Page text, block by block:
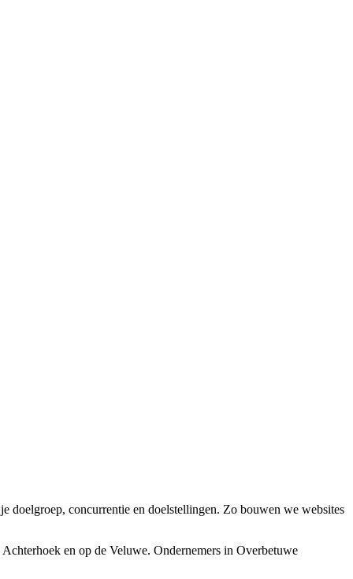
doelgroep, concurrentie en doelstellingen. Zo bouwen we websites
en op de Veluwe. Ondernemers in Overbetuwe